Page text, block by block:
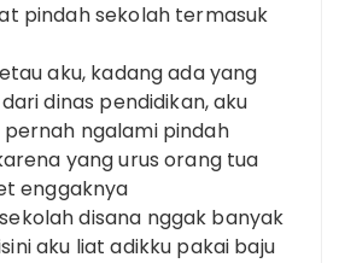
pindah sekolah termasuk
aku, kadang ada yang
dinas pendidikan, aku
pernah ngalami pindah
yang urus orang tua
enggaknya
disana nggak banyak
aku liat adikku pakai baju